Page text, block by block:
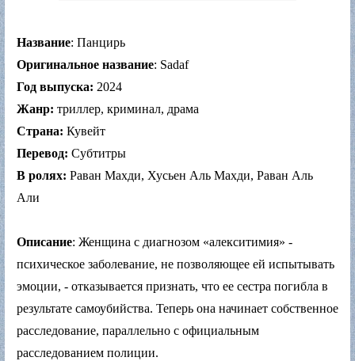
Название: Панцирь
Оригинальное название: Sadaf
Год выпуска: 2024
Жанр: триллер, криминал, драма
Страна: Кувейт
Перевод: Субтитры
В ролях: Раван Махди, Хусьен Аль Махди, Раван Аль
Али
Описание: Женщина с диагнозом «алекситимия» -
психическое заболевание, не позволяющее ей испытывать
эмоции, - отказывается признать, что ее сестра погибла в
результате самоубийства. Теперь она начинает собственное
расследование, параллельно с официальным
расследованием полиции.